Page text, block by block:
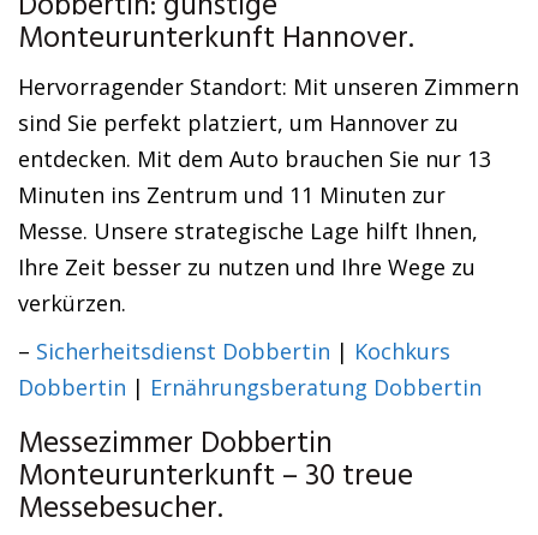
Monteurunterkunft Hannover.
Hervorragender Standort: Mit unseren Zimmern
sind Sie perfekt platziert, um Hannover zu
entdecken. Mit dem Auto brauchen Sie nur 13
Minuten ins Zentrum und 11 Minuten zur
Messe. Unsere strategische Lage hilft Ihnen,
Ihre Zeit besser zu nutzen und Ihre Wege zu
verkürzen.
– Sicherheitsdienst Dobbertin | Kochkurs
Dobbertin | Ernährungsberatung Dobbertin
Messezimmer Dobbertin
Monteurunterkunft – 30 treue
Messebesucher.